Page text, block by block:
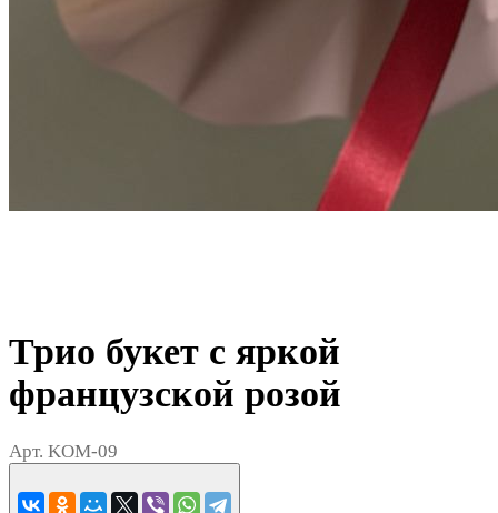
Трио букет с яркой
французской розой
Арт. KOM-09